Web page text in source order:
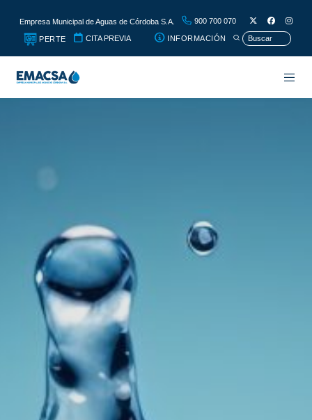
Empresa Municipal de Aguas de Córdoba S.A. 900 700 070
PERTE CITA PREVIA INFORMACIÓN